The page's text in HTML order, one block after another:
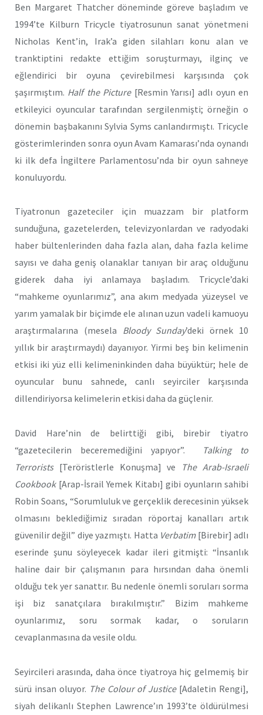
Ben Margaret Thatcher döneminde göreve başladım ve
1994’te Kilburn Tricycle tiyatrosunun sanat yönetmeni
Nicholas Kent’in, Irak’a giden silahları konu alan ve
tranktiptini redakte ettiğim soruşturmayı, ilginç ve
eğlendirici bir oyuna çevirebilmesi karşısında çok
şaşırmıştım. Half the Picture[Resmin Yarısı] adlı oyun en
etkileyici oyuncular tarafından sergilenmişti; örneğin o
dönemin başbakanını Sylvia Syms canlandırmıştı. Tricycle
gösterimlerinden sonra oyun Avam Kamarası’nda oynandı
ki ilk defa İngiltere Parlamentosu’nda bir oyun sahneye
konuluyordu.
Tiyatronun gazeteciler için muazzam bir platform
sunduğuna, gazetelerden, televizyonlardan ve radyodaki
haber bültenlerinden daha fazla alan, daha fazla kelime
sayısı ve daha geniş olanaklar tanıyan bir araç olduğunu
giderek daha iyi anlamaya başladım. Tricycle’daki
“mahkeme oyunlarımız”, ana akım medyada yüzeysel ve
yarım yamalak bir biçimde ele alınan uzun vadeli kamuoyu
araştırmalarına (mesela Bloody Sunday’deki örnek 10
yıllık bir araştırmaydı) dayanıyor. Yirmi beş bin kelimenin
etkisi iki yüz elli kelimeninkinden daha büyüktür; hele de
oyuncular bunu sahnede, canlı seyirciler karşısında
dillendiriyorsa kelimelerin etkisi daha da güçlenir.
David Hare’nin de belirttiği gibi, birebir tiyatro
“gazetecilerin beceremediğini yapıyor”.
Talking to
Terrorists[Teröristlerle Konuşma] ve
The Arab-Israeli
Cookbook[Arap-İsrail Yemek Kitabı] gibi oyunların sahibi
Robin Soans, “Sorumluluk ve gerçeklik derecesinin yüksek
olmasını beklediğimiz sıradan röportaj kanalları artık
güvenilir değil” diye yazmıştı. Hatta Verbatim [Birebir] adlı
eserinde şunu söyleyecek kadar ileri gitmişti: “İnsanlık
haline dair bir çalışmanın para hırsından daha önemli
olduğu tek yer sanattır. Bu nedenle önemli soruları sorma
işi biz sanatçılara bırakılmıştır.” Bizim mahkeme
oyunlarımız, soru sormak kadar, o soruların
cevaplanmasına da vesile oldu.
Seyircileri arasında, daha önce tiyatroya hiç gelmemiş bir
sürü insan oluyor. The Colour of Justice[Adaletin Rengi],
siyah delikanlı Stephen Lawrence’ın 1993’te öldürülmesi